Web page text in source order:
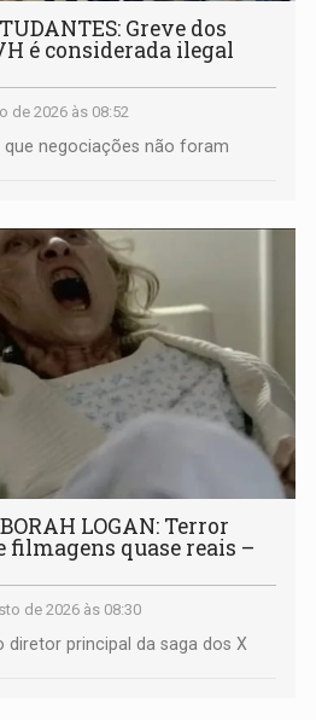
Greve dos
é considerada ilegal
de 2026 às 08:52
que negociações não foram
LOGAN: Terror
quase reais –
de 2026 às 08:30
diretor principal da saga dos X